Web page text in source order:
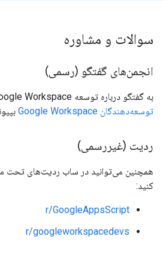
سوالات و مشاوره
انجمن‌های گفتگو (رسمی)
به گفتگو درباره توسعه Google Workspace در انجمن
توسعه‌دهندگان Google Workspace
ردیت (غیررسمی)
همچنین می‌توانید در ساب ردیت‌های تحت
کنید:
r/GoogleAppsScript
r/googleworkspacedevs